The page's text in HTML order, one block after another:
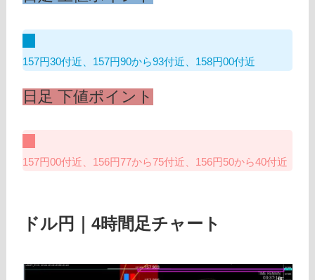
157円30付近、157円90から93付近、158円00付近
日足 下値ポイント
157円00付近、156円77から75付近、156円50から40付近
ドル円｜4時間足チャート